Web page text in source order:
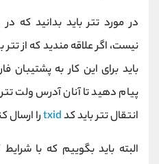
در مورد تتر باید بدانید که
نیست، اگر علاقه مندید که از
باید برای این کار به پشتیبان
پیام دهید تا آنان آدرس ولت تتر
انتقال تتر باید کدtxidرا
البته باید بگوییم که با